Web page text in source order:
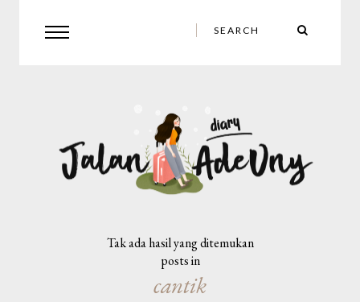
Tak ada hasil yang ditemukan
posts in
cantik